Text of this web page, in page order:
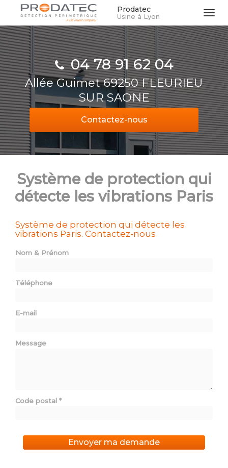
Aller
contenu
principal
Prodatec
Usine à Lyon
04 78 91 62 04
Allée Guimet 69250 FLEURIEU
SUR SAONE
Contactez-nous
Système de protection qui
détecte les vibrations Paris
Système de protection qui détecte les
vibrations Paris. Contactez-nous
Nom & Prénom
Téléphone
E-mail
Message
Code postal *
Envoyer ma demande